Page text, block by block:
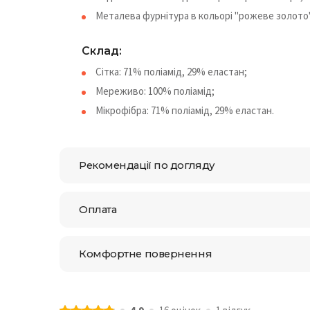
Металева фурнітура в кольорі "рожеве
Склад:
Сітка: 71% поліамід, 29% еластан;
Мереживо: 100% поліамід;
Мікрофібра: 71% поліамід, 29% еластан.
Рекомендації по догляду
Оплата
Комфортне повернення